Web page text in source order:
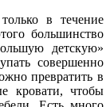
в течение
большинство
детскую»
совершенно
превратить в
кровати, чтобы